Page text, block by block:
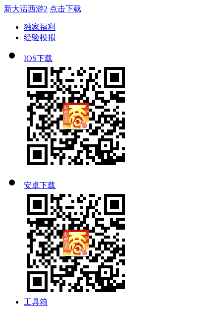
新大话西游2 点击下载
独家福利
经验模拟
IOS下载
安卓下载
工具箱